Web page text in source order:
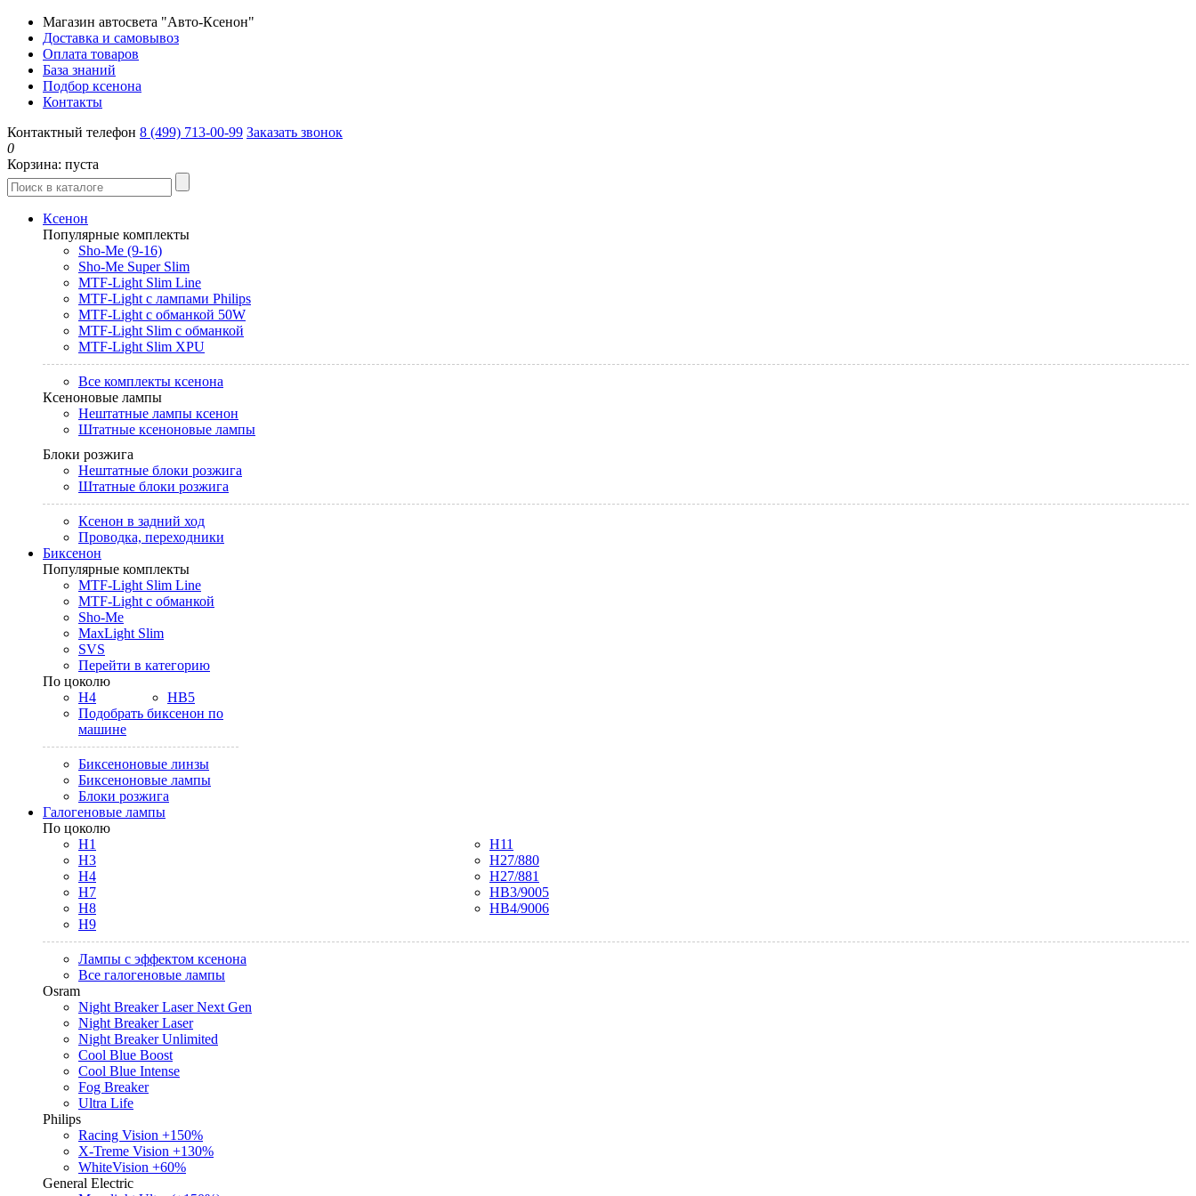
Магазин автосвета "Авто-Ксенон"
Доставка и самовывоз
Оплата товаров
База знаний
Подбор ксенона
Контакты
Контактный телефон 8 (499) 713-00-99 Заказать звонок
0
Корзина: пуста
Ксенон
Популярные комплекты
Sho-Me (9-16)
Sho-Me Super Slim
MTF-Light Slim Line
MTF-Light с лампами Philips
MTF-Light с обманкой 50W
MTF-Light Slim с обманкой
MTF-Light Slim XPU
Все комплекты ксенона
Ксеноновые лампы
Нештатные лампы ксенон
Штатные ксеноновые лампы
Блоки розжига
Нештатные блоки розжига
Штатные блоки розжига
Ксенон в задний ход
Проводка, переходники
Биксенон
Популярные комплекты
MTF-Light Slim Line
MTF-Light с обманкой
Sho-Me
MaxLight Slim
SVS
Перейти в категорию
По цоколю
H4
HB5
Подобрать биксенон по
машине
Биксеноновые линзы
Биксеноновые лампы
Блоки розжига
Галогеновые лампы
По цоколю
H1
H3
H4
H7
H8
H9
H11
H27/880
H27/881
HB3/9005
HB4/9006
Лампы с эффектом ксенона
Все галогеновые лампы
Osram
Night Breaker Laser Next Gen
Night Breaker Laser
Night Breaker Unlimited
Cool Blue Boost
Cool Blue Intense
Fog Breaker
Ultra Life
Philips
Racing Vision +150%
X-Treme Vision +130%
WhiteVision +60%
General Electric